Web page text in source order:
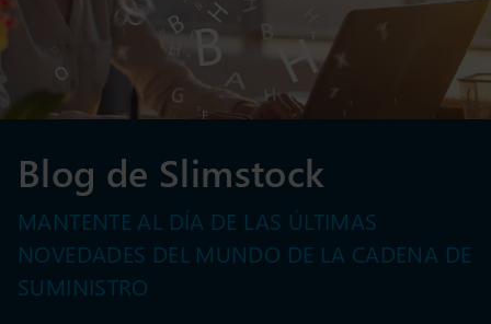
Blog de Slimstock
MANTENTE AL DÍA DE LAS ÚLTIMAS
NOVEDADES DEL MUNDO DE LA CADENA DE
SUMINISTRO